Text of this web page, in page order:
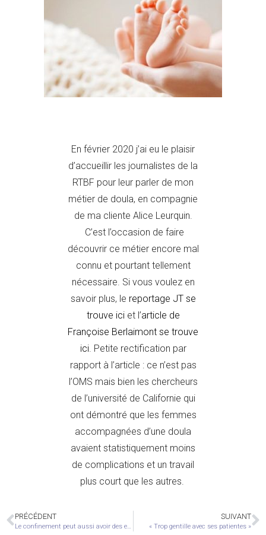
En février 2020 j’ai eu le plaisir
d’accueillir les journalistes de la
RTBF pour leur parler de mon
métier de doula, en compagnie
de ma cliente Alice Leurquin.
C’est l’occasion de faire
découvrir ce métier encore mal
connu et pourtant tellement
nécessaire. Si vous voulez en
savoir plus, le reportage JT se
trouve iciet l’article de
Françoise Berlaimont se trouve
ici. Petite rectification par
rapport à l’article : ce n’est pas
l’OMS mais bien les chercheurs
de l’université de Californie qui
ont démontré que les femmes
accompagnées d’une doula
avaient statistiquement moins
de complications et un travail
plus court que les autres.
PRÉCÉDENT
Le confinement peut aussi avoir des effets positifs
SUIVANT
« Trop gentille avec ses patientes »